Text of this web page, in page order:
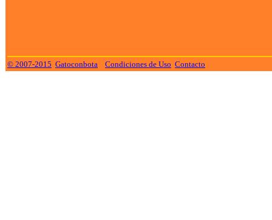
© 2007-2015 Gatoconbota Condiciones de Uso Contacto